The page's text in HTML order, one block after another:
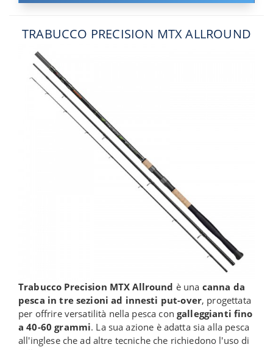
TRABUCCO PRECISION MTX ALLROUND
Trabucco Precision MTX Allround è una canna da
pesca in tre sezioni ad innesti put-over, progettata
per offrire versatilità nella pesca con galleggianti fino
a 40-60 grammi. La sua azione è adatta sia alla pesca
all'inglese che ad altre tecniche che richiedono l'uso di